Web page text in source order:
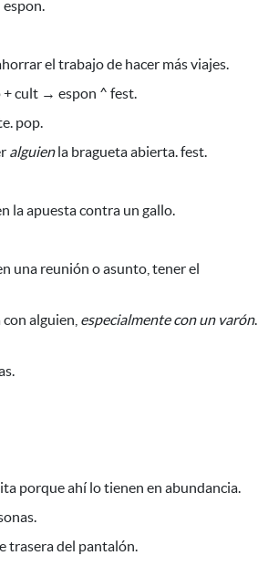
el trabajo de hacer más viajes.
cult → espon ^ fest.
pop.
alguienla bragueta abierta. fest.
la apuesta contra un gallo.
una reunión o asunto, tener el
alguien, especialmente con un varón.
porque ahí lo tienen en abundancia.
trasera del pantalón.